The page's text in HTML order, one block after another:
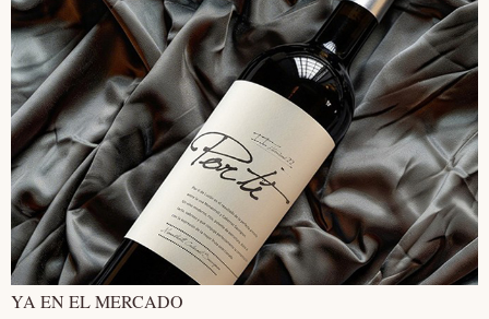
YA EN EL MERCADO